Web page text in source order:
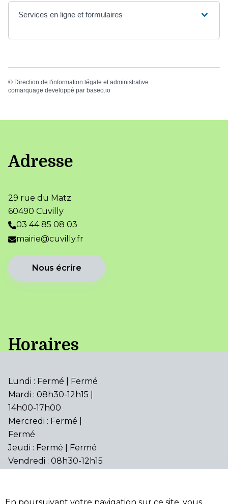
Services en ligne et formulaires
© Direction de l'information légale et administrative
comarquage developpé par baseo.io
Adresse
29 rue du Matz
60490 Cuvilly
03 44 85 08 03
mairie@cuvilly.fr
Nous écrire
Horaires
Lundi : Fermé | Fermé
Mardi : 08h30-12h15 |
14h00-17h00
Mercredi : Fermé |
Fermé
Jeudi : Fermé | Fermé
Vendredi : 08h30-12h15
•